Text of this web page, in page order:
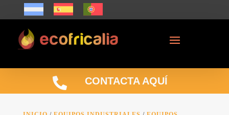
 CONTACTA AQUÍ